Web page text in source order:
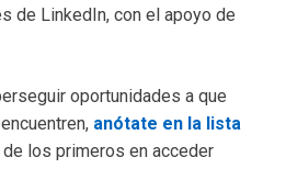
de LinkedIn, con el apoyo de
oportunidades a que
anótate en la lista
los primeros en acceder